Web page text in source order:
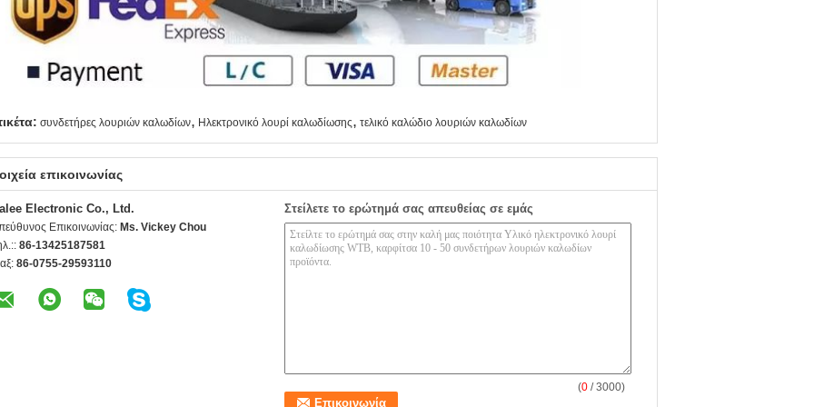
συνδετήρες λουριών καλωδίων, Ηλεκτρονικό λουρί καλωδίωσης, τελικό καλώδιο λουριών καλωδίων
επικοινωνίας
Electronic Co., Ltd.
Επικοινωνίας: Ms. Vickey Chou
86-13425187581
86-0755-29593110
Στείλετε το ερώτημά σας απευθείας σε εμάς
(0 / 3000)